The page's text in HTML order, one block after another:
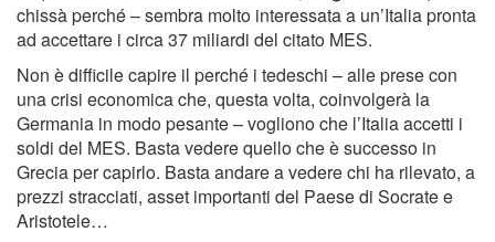
chissà perché – sembra molto interessata a un’Italia pronta
ad accettare i circa 37 miliardi del citato MES.
Non è difficile capire il perché i tedeschi – alle prese con
una crisi economica che, questa volta, coinvolgerà la
Germania in modo pesante – vogliono che l’Italia accetti i
soldi del MES. Basta vedere quello che è successo in
Grecia per capirlo. Basta andare a vedere chi ha rilevato, a
prezzi stracciati, asset importanti del Paese di Socrate e
Aristotele…